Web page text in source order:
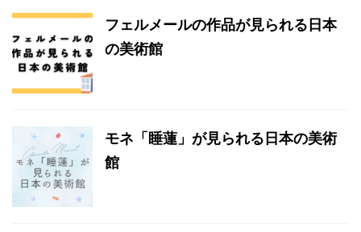
フェルメールの作品が見られる日本
の美術館
モネ「睡蓮」が見られる日本の美術
館